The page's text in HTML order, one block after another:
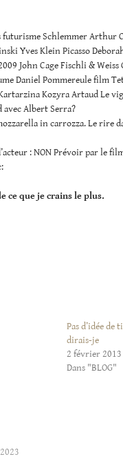
futurisme Schlemmer Arthur
Yves Klein Picasso
John Cage Fischli & Weiss
Daniel Pommereule film
Kozyra Artaud Le
avec Albert Serra?
in carrozza. Le rire
: NON Prévoir par le
ce que je crains le plus.
Pas d’idée
dirais-je
2 février 2013
Dans "BLOG"